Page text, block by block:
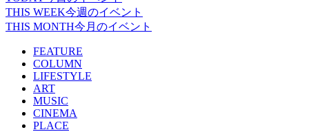
THIS WEEK今週のイベント
THIS MONTH今月のイベント
FEATURE
COLUMN
LIFESTYLE
ART
MUSIC
CINEMA
PLACE